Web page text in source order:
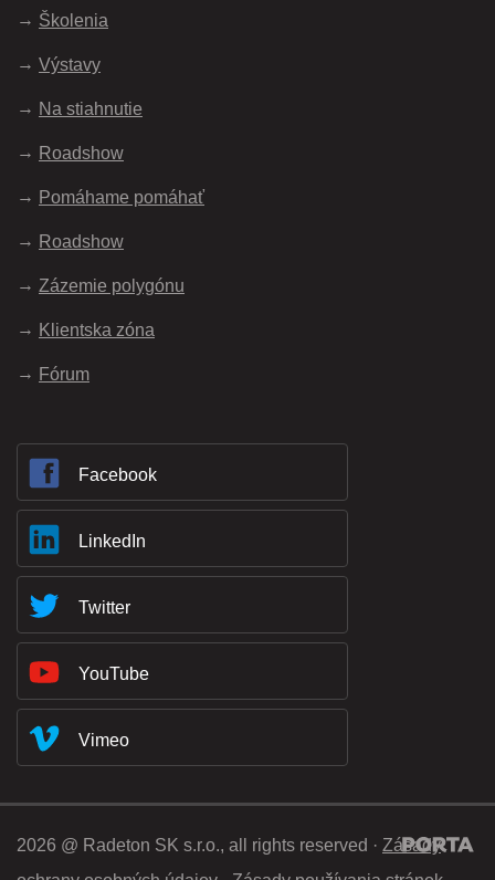
Školenia
Výstavy
Na stiahnutie
Roadshow
Pomáhame pomáhať
Roadshow
Zázemie polygónu
Klientska zóna
Fórum
Facebook
LinkedIn
Twitter
YouTube
Vimeo
2026 @ Radeton SK s.r.o., all rights reserved · Zásady